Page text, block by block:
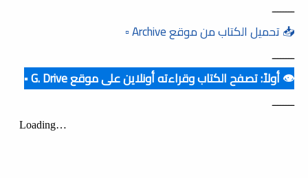
ــــــــ
📥 تحميل الكتاب من موقع Archive ▫️
ــــــــ
👁️ أولاً: تصفح الكتاب وقراءته أونلاين على موقع G. Drive ▪️
ــــــــ